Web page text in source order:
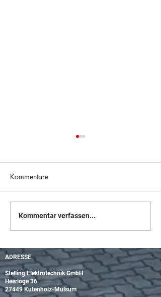
Richtung Zukunft
Kommentare
Kommentar verfassen...
ADRESSE
Stelling Elektrotechnik GmbH
Heerloge 36
27449 Kutenholz-Mulsum